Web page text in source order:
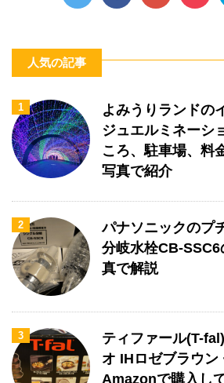
人気の記事
1
よみうりランドの
ジュエルミネーシ
ころ、駐車場、料
写真で紹介
2
パナソニックのプ
分岐水栓CB-
真で解説
3
ティファール(T-
オ IHロゼブラウン
Amazonで購入し